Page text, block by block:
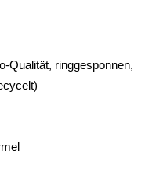
Qualität, ringgesponnen,